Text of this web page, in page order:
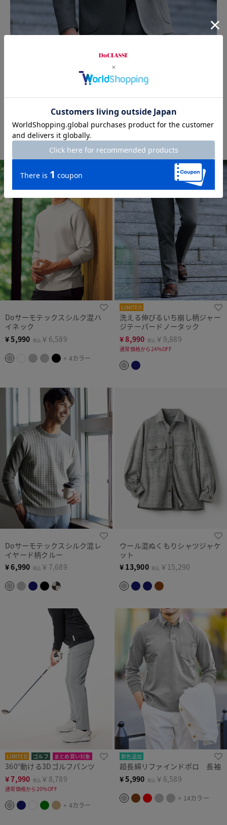
洗える伸びるいち崩し柄ジャージジャケット
￥16,940
通常価格から22%OFF
Doサーモテックスシルク混ハ
イネック
¥5,990 税込 ￥6,589
+ 4カラー
LIMITED
洗える伸びるいち崩し柄ジャー
ジテーパードノータック
¥8,990 税込 ￥9,889
通常価格から24%OFF
Doサーモテックスシルク混レ
イヤード柄クルー
¥6,990 税込 ￥7,689
ウール混ぬくもりシャツジャケ
ット
¥ 13,900 税込 ￥15,290
LIMITED ゴルフ まとめ買い対象
360°動ける3Dゴルフパンツ
¥7,990 税込 ￥8,789
通常価格から20%OFF
+ 4カラー
新色追加
超長綿リファインドポロ 長袖
¥5,990 税込 ￥6,589
+ 14カラー